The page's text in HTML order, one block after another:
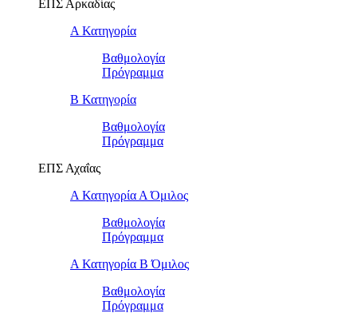
ΕΠΣ Αρκαδίας
Α Κατηγορία
Βαθμολογία
Πρόγραμμα
Β Κατηγορία
Βαθμολογία
Πρόγραμμα
ΕΠΣ Αχαΐας
Α Κατηγορία Α Όμιλος
Βαθμολογία
Πρόγραμμα
Α Κατηγορία Β Όμιλος
Βαθμολογία
Πρόγραμμα